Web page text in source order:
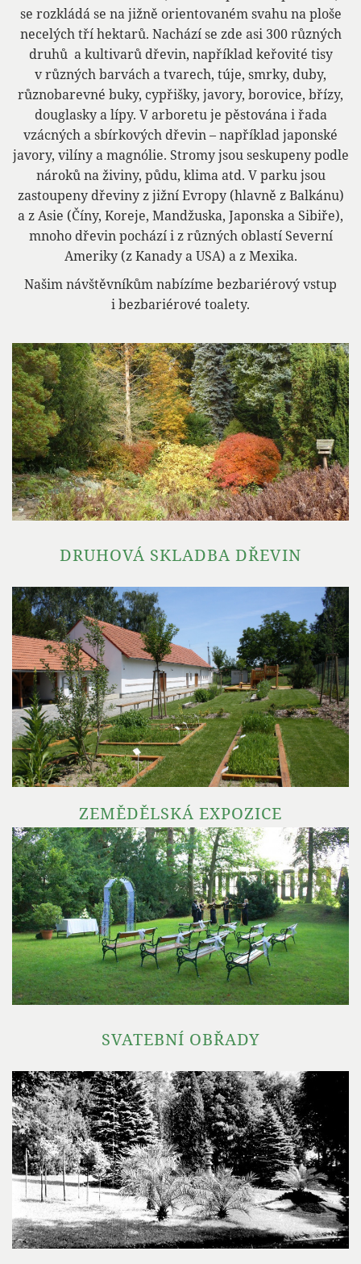
se rozkládá se na jižně orientovaném svahu na ploše
necelých tří hektarů. Nachází se zde asi 300 různých
druhů a kultivarů dřevin, například keřovité tisy
v různých barvách a tvarech, túje, smrky, duby,
různobarevné buky, cypřišky, javory, borovice, břízy,
douglasky a lípy. V arboretu je pěstována i řada
vzácných a sbírkových dřevin – například japonské
javory, vilíny a magnólie. Stromy jsou seskupeny podle
nároků na živiny, půdu, klima atd. V parku jsou
zastoupeny dřeviny z jižní Evropy (hlavně z Balkánu)
a z Asie (Číny, Koreje, Mandžuska, Japonska a Sibiře),
mnoho dřevin pochází i z různých oblastí Severní
Ameriky (z Kanady a USA) a z Mexika.
Našim návštěvníkům nabízíme bezbariérový vstup
i bezbariérové toalety.
DRUHOVÁ SKLADBA DŘEVIN
ZEMĚDĚLSKÁ EXPOZICE
SVATEBNÍ OBŘADY